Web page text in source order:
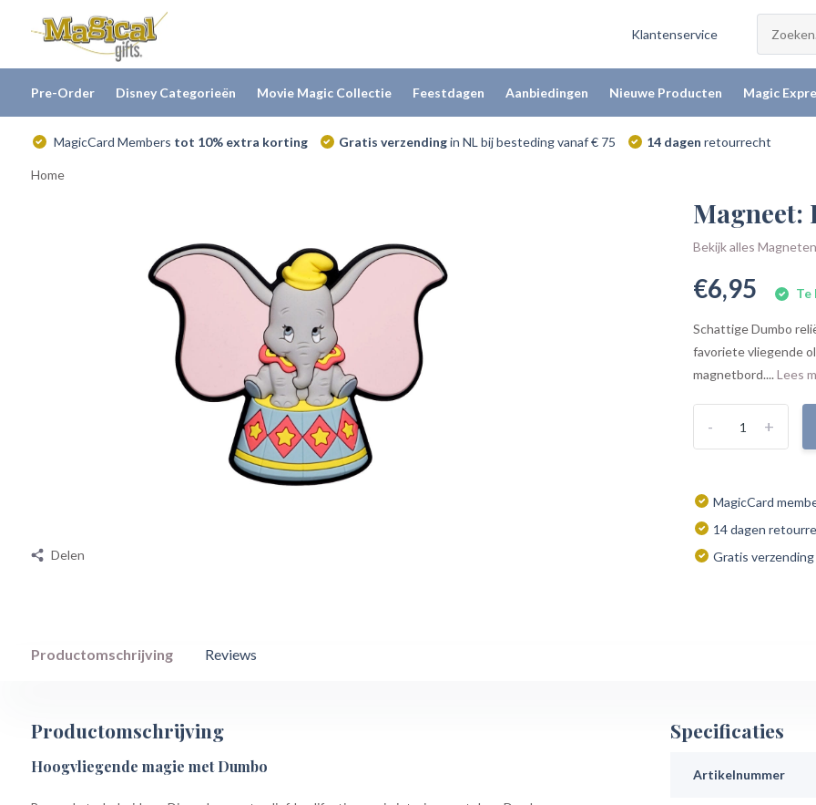
Klantenservice
Pre-Order Disney Categorieën Movie Magic Collectie Feestdagen Aanbiedingen Nieuwe Producten Magic
MagicCard Members tot 10% extra korting Gratis verzendingin NL bij besteding vanaf € 75 14 dagen retourrecht
Home
Delen
Magneet:
Bekijk alles Magneten
€6,95 Te
Schattige Dumbo
favoriete vliegende
magnetbord....Lees
+
-
MagicCard
14 dagen
Gratis
Productomschrijving Reviews
Productomschrijving
Hoogvliegende magie met Dumbo
Specificaties
Artikelnummer